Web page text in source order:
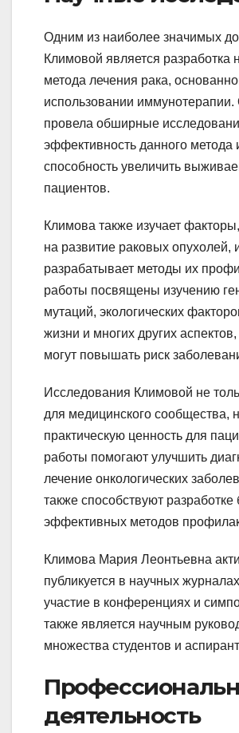
Одним из наиболее значимых
Климовой является разработка
метода лечения рака,
использовании иммунотерапии.
провела обширные
эффективность данного метода
способность увеличить
пациентов.
Климова также изучает
на развитие раковых опухолей,
разрабатывает методы их
работы посвящены изучению
мутаций, экологических
жизни и многих других
могут повышать риск
Исследования Климовой не
для медицинского сообщества,
практическую ценность для
работы помогают улучшить
лечение онкологических
также способствуют разработке
эффективных методов
Климова Мария Леонтьевна
публикуется в научных
участие в конференциях и
также является научным
множества студентов и
деятельность